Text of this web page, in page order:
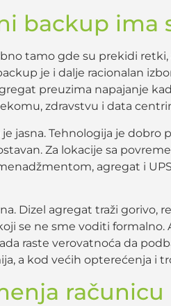
backup ima
tamo gde su prekidi
je i dalje racionalan
preuzima napajanje
zdravstvu i data
jasna. Tehnologija je dobro
Za lokacije sa
agregat i
Dizel agregat traži gorivo,
se ne sme voditi
raste verovatnoća da
a kod većih opterećenja i
računicu